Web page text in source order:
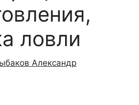
ловли
Александр